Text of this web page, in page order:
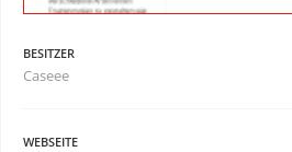
BESITZER
Caseee
WEBSEITE